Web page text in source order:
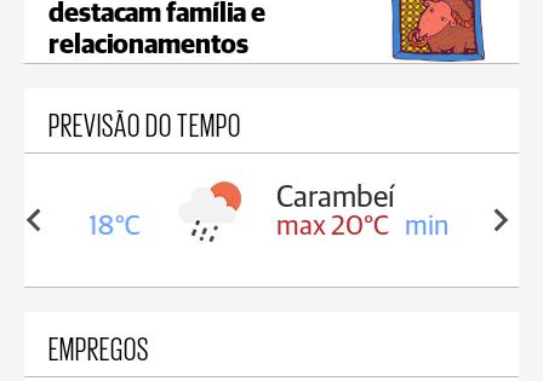
destacam família e
relacionamentos
PREVISÃO DO TEMPO
18°C
Carambeí
max 20°C min 18°C
EMPREGOS